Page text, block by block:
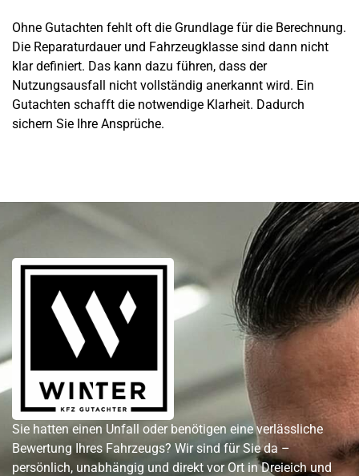
Ohne Gutachten fehlt oft die Grundlage für die Berechnung.
Die Reparaturdauer und Fahrzeugklasse sind dann nicht
klar definiert. Das kann dazu führen, dass der
Nutzungsausfall nicht vollständig anerkannt wird. Ein
Gutachten schafft die notwendige Klarheit. Dadurch
sichern Sie Ihre Ansprüche.
Sie hatten einen Unfall oder benötigen eine verlässliche
Bewertung Ihres Fahrzeugs? Wir sind für Sie da –
persönlich, unabhängig und direkt vor Ort in Dreieich und